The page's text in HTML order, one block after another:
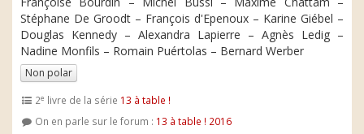
Stéphane De Groodt – François d'Epenoux – Karine Giébel –
Douglas Kennedy – Alexandra Lapierre – Agnès Ledig –
Nadine Monfils – Romain Puértolas – Bernard Werber
Non polar
2e livre de la série 13 à table !
On en parle sur le forum : 13 à table ! 2016